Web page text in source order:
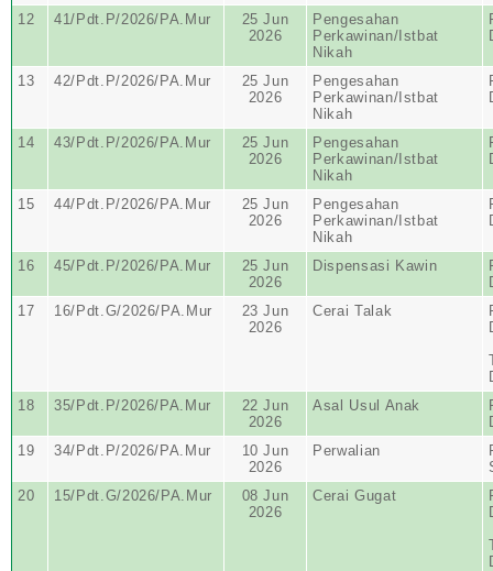
12 41/Pdt.P/2026/PA.Mur
25 Jun
2026
Pengesahan
Perkawinan/Istbat
Nikah
13 42/Pdt.P/2026/PA.Mur
25 Jun
2026
Pengesahan
Perkawinan/Istbat
Nikah
14 43/Pdt.P/2026/PA.Mur
25 Jun
2026
Pengesahan
Perkawinan/Istbat
Nikah
15 44/Pdt.P/2026/PA.Mur
25 Jun
2026
Pengesahan
Perkawinan/Istbat
Nikah
16 45/Pdt.P/2026/PA.Mur
25 Jun
2026
Dispensasi Kawin
17
16/Pdt.G/2026/PA.Mur
23 Jun
2026
Cerai Talak
18
35/Pdt.P/2026/PA.Mur
22 Jun
2026
Asal Usul Anak
19
34/Pdt.P/2026/PA.Mur
10 Jun
2026
Perwalian
20
15/Pdt.G/2026/PA.Mur
08 Jun
2026
Cerai Gugat